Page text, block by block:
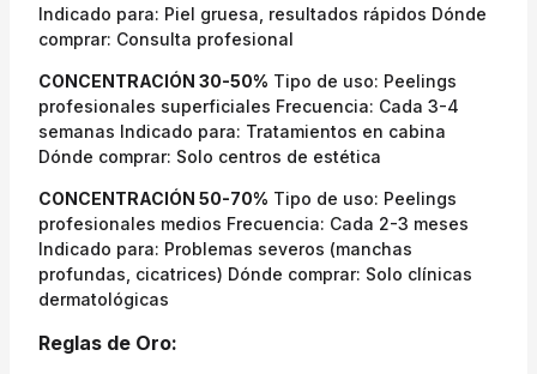
Indicado para: Piel gruesa, resultados rápidos Dónde
comprar: Consulta profesional
CONCENTRACIÓN 30-50% Tipo de uso: Peelings
profesionales superficiales Frecuencia: Cada 3-4
semanas Indicado para: Tratamientos en cabina
Dónde comprar: Solo centros de estética
CONCENTRACIÓN 50-70% Tipo de uso: Peelings
profesionales medios Frecuencia: Cada 2-3 meses
Indicado para: Problemas severos (manchas
profundas, cicatrices) Dónde comprar: Solo clínicas
dermatológicas
Reglas de Oro: